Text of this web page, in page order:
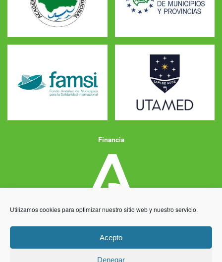
Utilizamos cookies para optimizar nuestro sitio web y nuestro servicio.
Acepto
Denegar
Financia